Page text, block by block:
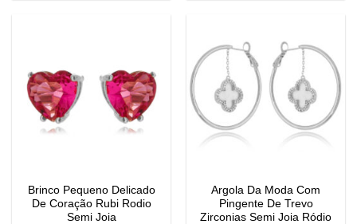
Brinco Pequeno Delicado
De Coração Rubi Rodio
Semi Joia
Argola Da Moda Com
Pingente De Trevo
Zirconias Semi Joia Ródio